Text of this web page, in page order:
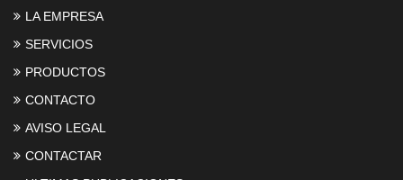
LA EMPRESA
SERVICIOS
PRODUCTOS
CONTACTO
AVISO LEGAL
CONTACTAR